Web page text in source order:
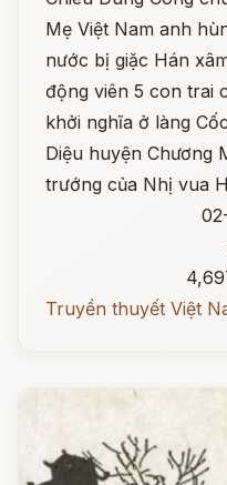
Mẹ Việt Nam anh
nước bị giặc Hán
động viên 5 con trai
khởi nghĩa ở làng
Diệu huyện Chương
trướng của Nhị vua
Truyền thuyết Việt